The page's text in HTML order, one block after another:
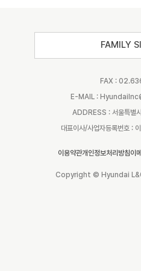
FAMILY
FAX :
E-MAIL :
ADDRESS : 서울특별
대표이사/사업자등록번호
이용약관개인정보처리방침이
Copyright © Hyundai